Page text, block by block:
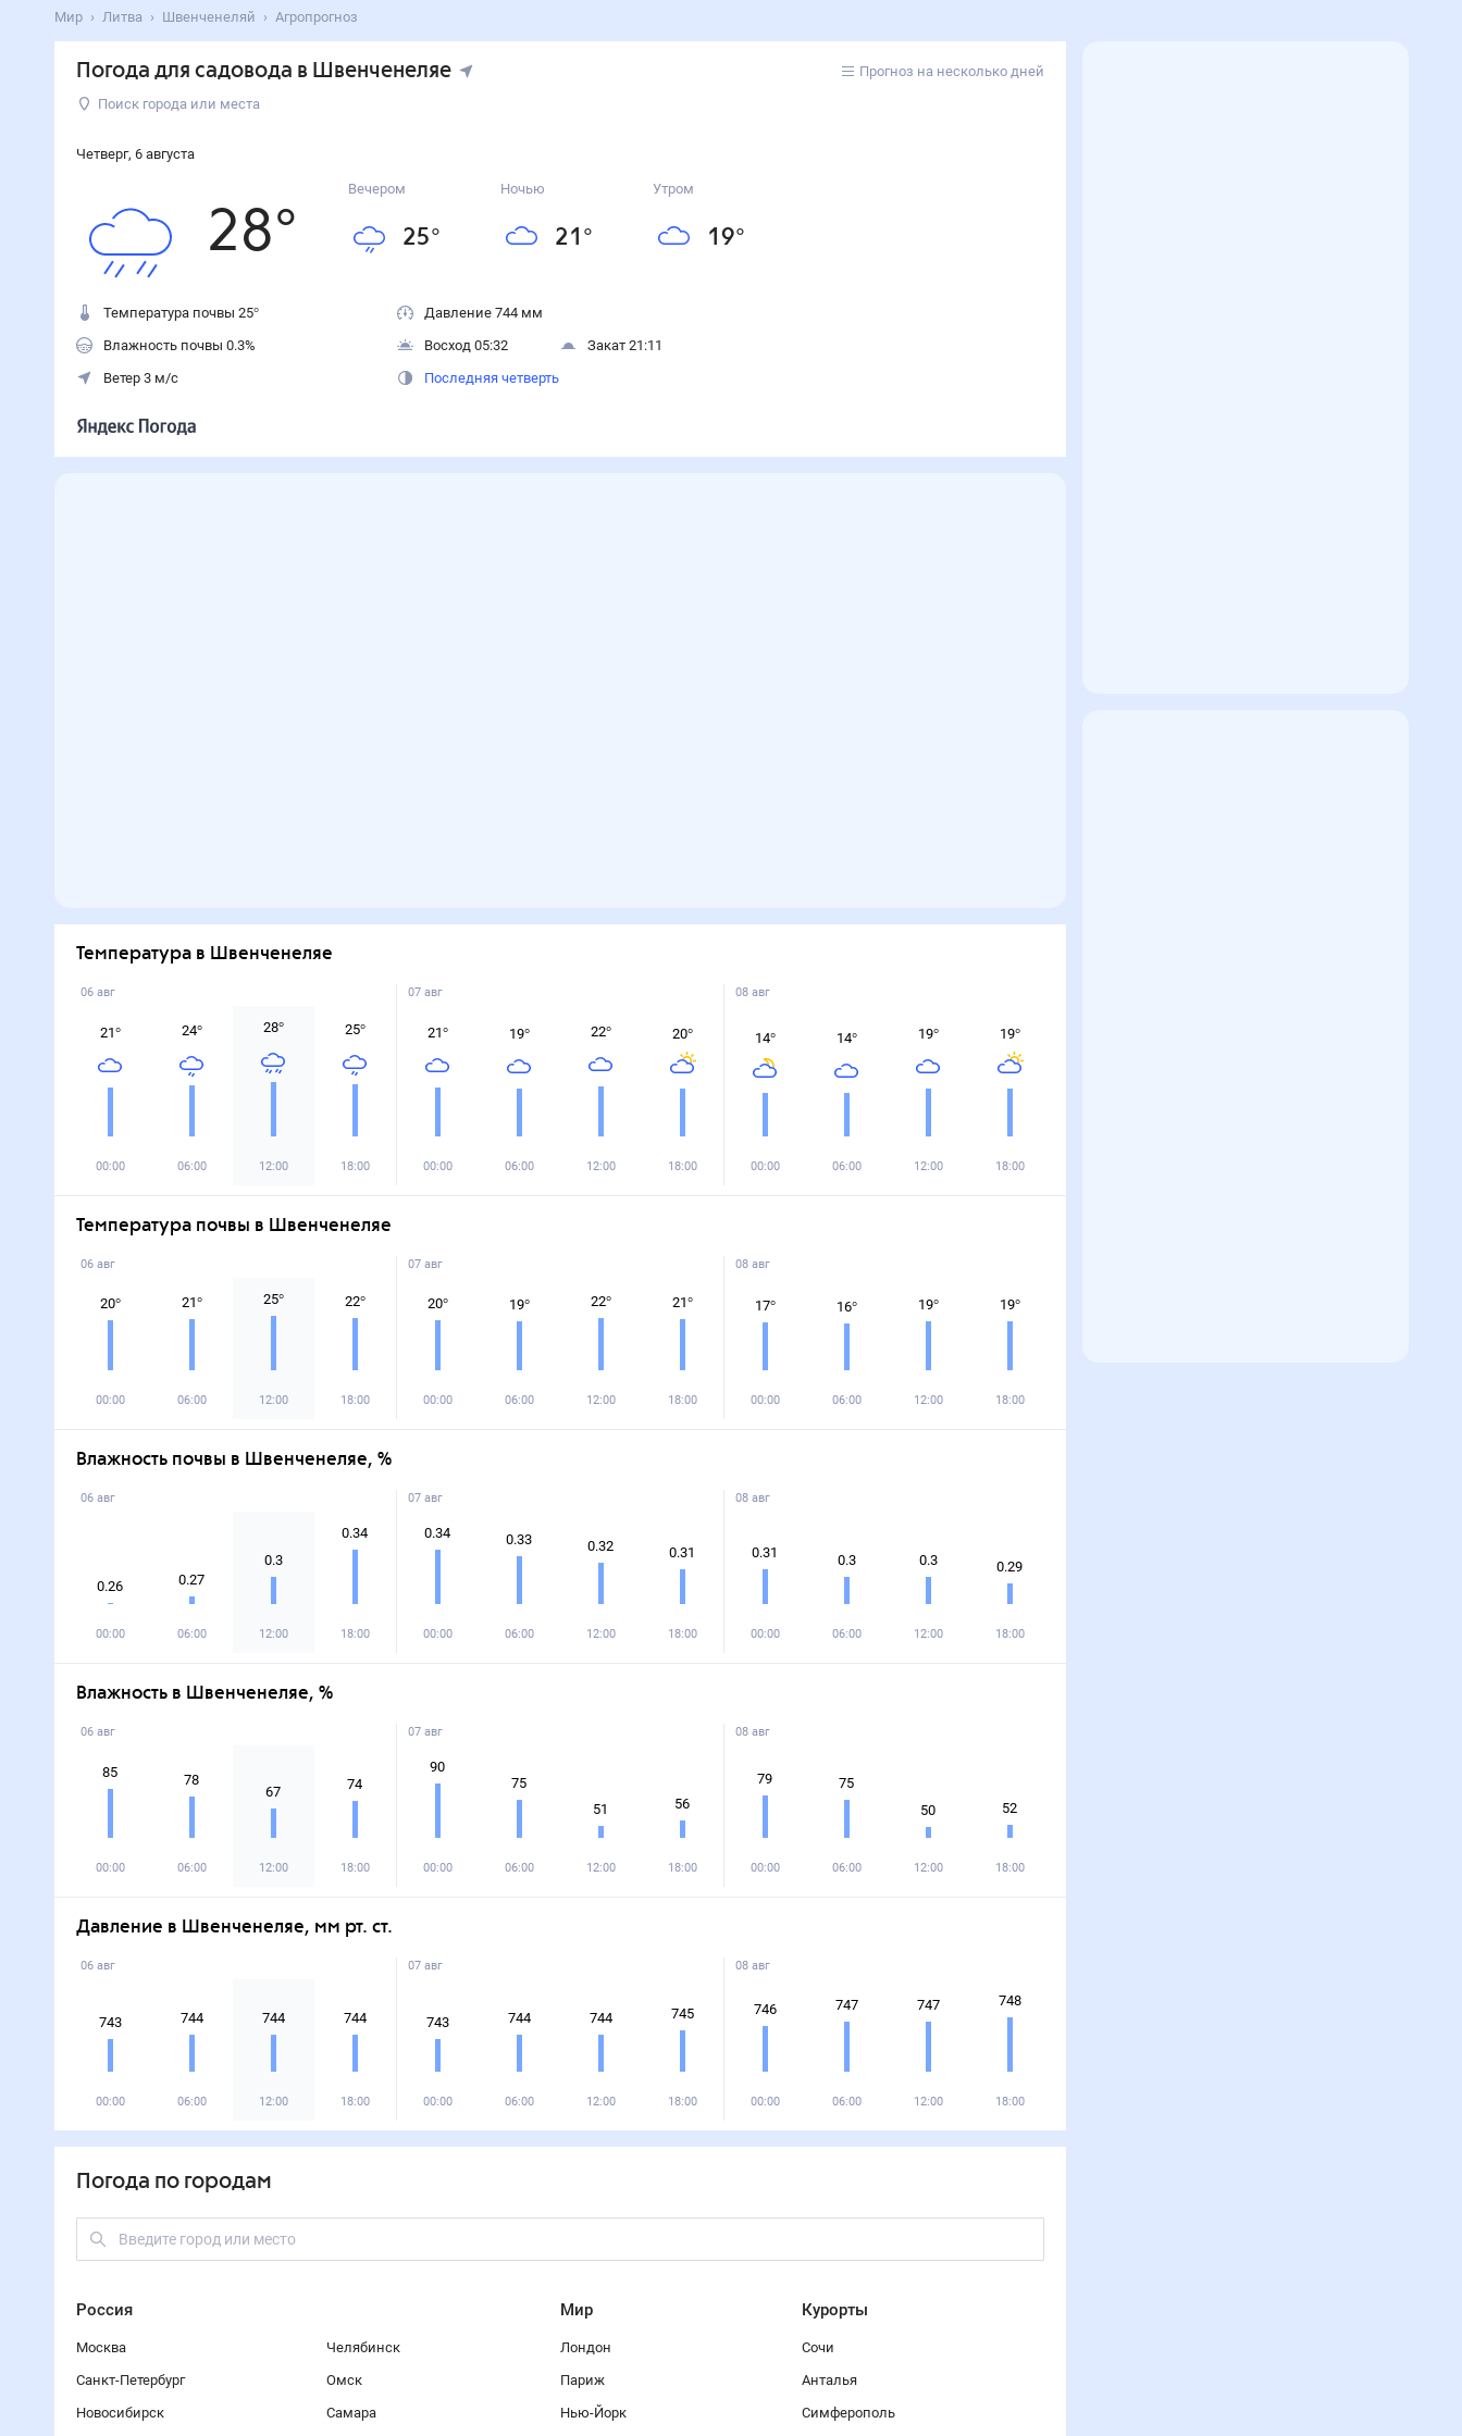
Мир Литва Швенченеляй Агропрогноз
Погода для садовода в Швенченеляе
Прогноз на несколько дней
Поиск города или места
Четверг, 6 августа
28°
Вечером
25°
Ночью
21 °
Утром
19°
Температура почвы 25°
Влажность почвы 0.3%
Ветер 3 м/с
Давление 744 мм
Восход 05:32
Закат 21:11
Последняя четверть
Температура в Швенченеляе
06 авг
21°
00:00
24°
06:00
28°
12:00
25°
18:00
07 авг
21°
00:00
19°
06:00
22°
12:00
20°
18:00
08 авг
14°
00:00
14°
06:00
19°
12:00
19°
18:00
Температура почвы в Швенченеляе
06 авг
20°
00:00
21°
06:00
25°
12:00
22°
18:00
07 авг
20°
00:00
19°
06:00
22°
12:00
21°
18:00
08 авг
17°
00:00
16°
06:00
19°
12:00
19°
18:00
Влажность почвы в Швенченеляе, %
06 авг
0.26
00:00
0.27
06:00
0.3
12:00
0.34
18:00
07 авг
0.34
00:00
0.33
06:00
0.32
12:00
0.31
18:00
08 авг
0.31
00:00
0.3
06:00
0.3
12:00
0.29
18:00
Влажность в Швенченеляе, %
06 авг
85
00:00
78
06:00
67
12:00
74
18:00
07 авг
90
00:00
75
06:00
51
12:00
56
18:00
08 авг
79
00:00
75
06:00
50
12:00
52
18:00
Давление в Швенченеляе, мм рт. ст.
06 авг
743
00:00
744
06:00
744
12:00
744
18:00
07 авг
743
00:00
744
06:00
744
12:00
745
18:00
08 авг
746
00:00
747
06:00
747
12:00
748
18:00
Погода по городам
Россия
Москва
Санкт-Петербург
Новосибирск
Челябинск
Омск
Самара
Мир
Лондон
Париж
Нью-Йорк
Курорты
Сочи
Анталья
Симферополь